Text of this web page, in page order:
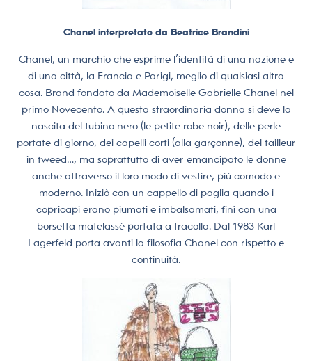
Chanel interpretato da Beatrice Brandini
Chanel, un marchio che esprime l’identità di una nazione e
di una città, la Francia e Parigi, meglio di qualsiasi altra
cosa. Brand fondato da Mademoiselle Gabrielle Chanel nel
primo Novecento. A questa straordinaria donna si deve la
nascita del tubino nero (le petite robe noir), delle perle
portate di giorno, dei capelli corti (alla garçonne), del tailleur
in tweed…, ma soprattutto di aver emancipato le donne
anche attraverso il loro modo di vestire, più comodo e
moderno. Iniziò con un cappello di paglia quando i
copricapi erano piumati e imbalsamati, finì con una
borsetta matelassé portata a tracolla. Dal 1983 Karl
Lagerfeld porta avanti la filosofia Chanel con rispetto e
continuità.